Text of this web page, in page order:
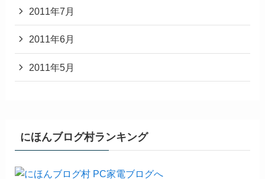
2011年7月
2011年6月
2011年5月
にほんブログ村ランキング